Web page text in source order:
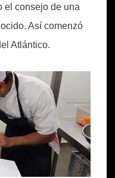
el consejo de una
Así comenzó
Atlántico.